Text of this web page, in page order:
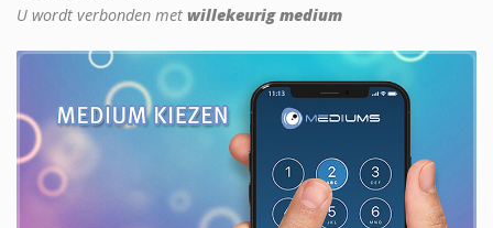
U wordt verbonden met willekeurig medium